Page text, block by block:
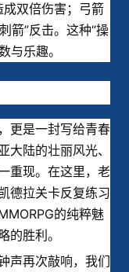
成双倍伤害；弓箭
箭”反击。这种“操
与乐趣。
更是一封写给青春
大陆的壮丽风光、
重现。在这里，老
德拉关卡反复练习
的纯粹魅
胜利。
声再次敲响，我们